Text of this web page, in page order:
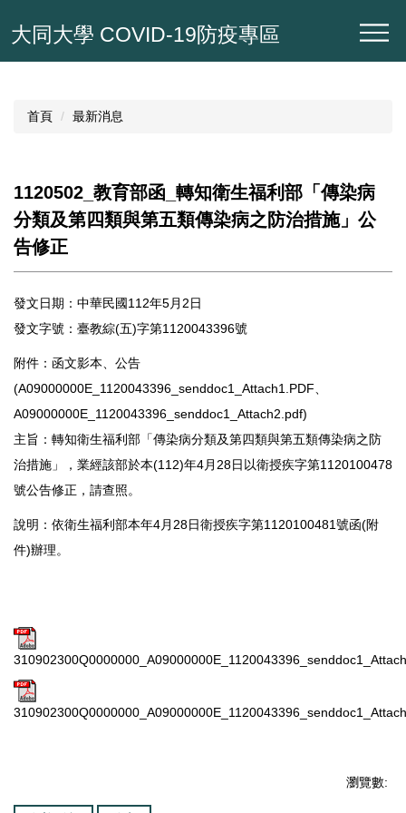
到
大同大學 COVID-19防疫專區
首頁 最新消息
1120502_教育部函_轉知衛生福利部「傳染病
分類及第四類與第五類傳染病之防治措施」公
告修正
發文日期：中華民國112年5月2日
發文字號：臺教綜(五)字第1120043396號
附件：函文影本、公告
(A09000000E_1120043396_senddoc1_Attach1.PDF、
A09000000E_1120043396_senddoc1_Attach2.pdf)
主旨：轉知衛生福利部「傳染病分類及第四類與第五類傳染病之防
治措施」，業經該部於本(112)年4月28日以衛授疾字第1120100478
號公告修正，請查照。
說明：依衛生福利部本年4月28日衛授疾字第1120100481號函(附
件)辦理。
瀏覽數: